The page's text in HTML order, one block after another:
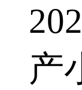
产